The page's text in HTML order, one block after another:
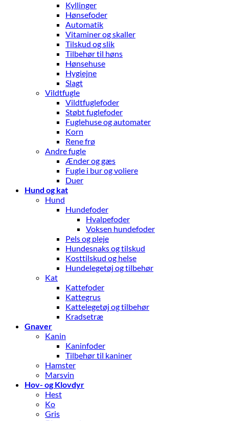
Kyllinger
Hønsefoder
Automatik
Vitaminer og skaller
Tilskud og slik
Tilbehør til høns
Hønsehuse
Hygiejne
Slagt
Vildtfugle
Vildtfuglefoder
Støbt fuglefoder
Fuglehuse og automater
Korn
Rene frø
Andre fugle
Ænder og gæs
Fugle i bur og voliere
Duer
Hund og kat
Hund
Hundefoder
Hvalpefoder
Voksen hundefoder
Pels og pleje
Hundesnaks og tilskud
Kosttilskud og helse
Hundelegetøj og tilbehør
Kat
Kattefoder
Kattegrus
Kattelegetøj og tilbehør
Kradsetræ
Gnaver
Kanin
Kaninfoder
Tilbehør til kaniner
Hamster
Marsvin
Hov- og Klovdyr
Hest
Ko
Gris